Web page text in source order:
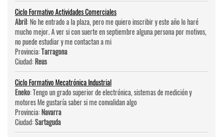
Ciclo Formativo Actividades Comerciales
Abril: No he entrado a la plaza, pero me quiero inscribir y este año lo haré
mucho mejor. A ver si con suerte en septiembre alguna persona por motivos,
no puede estudiar y me contactan a mi
Provincia:Tarragona
Ciudad:Reus
Ciclo Formativo Mecatrónica Industrial
Eneko: Tengo un grado superior de electrónica, sistemas de medición y
motores Me gustaría saber si me convalidan algo
Provincia:Navarra
Ciudad:Sartaguda